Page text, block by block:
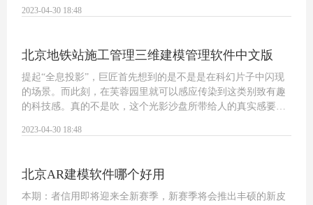
式玩木头。所以，今天就给巨匠带出处坂…
2023-04-30 18:48
北京地铁站施工管理三维建模管理软件中文版
提起“全息投影”，巨匠首先想到的是不是是在科幻片子中闪现
的场景。而此刻，在芙蓉园里就可以感应传染到这类别致有趣
的科技感。真的不是吹，这个光影沙盘所带给人的真实感要超
到的。位于紫云楼一楼的唐·长安…
2023-04-30 18:48
北京AR建模软件哪个好用
本期：者信用即将迎来全新赛季，新赛季将会推出丰硕的新皮